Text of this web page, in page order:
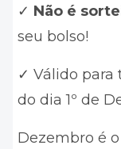
✓ Não é
seu bolso!
✓ Válido para
do dia 1º de
Dezembro é